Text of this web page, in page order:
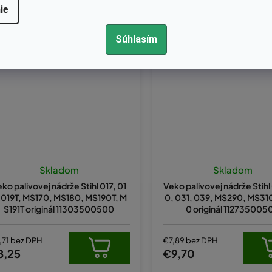
Súhlasím
palivovej nádrže Stihl 017, 01
MS170, MS180, MS190T, M
S191T originál 11303500500
Skladom
bez DPH
Veko palivovej nádrže
0, 031, 039, MS290,
0 originál
Skladom
€7,89 bez DPH
€9,70